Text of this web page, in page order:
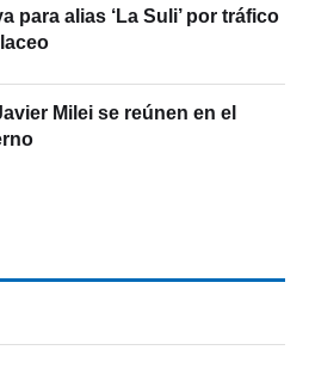
para alias ‘La Suli’ por tráfico
Milei se reúnen en el